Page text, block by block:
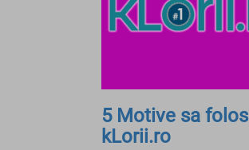
5 Motive sa
kLorii.ro